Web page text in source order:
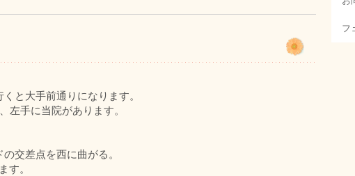
と大手前通りになります。
左手に当院があります。
交差点を西に曲がる。
す。
フ